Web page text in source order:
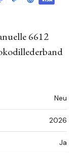
6612
Neu
2026
Ja